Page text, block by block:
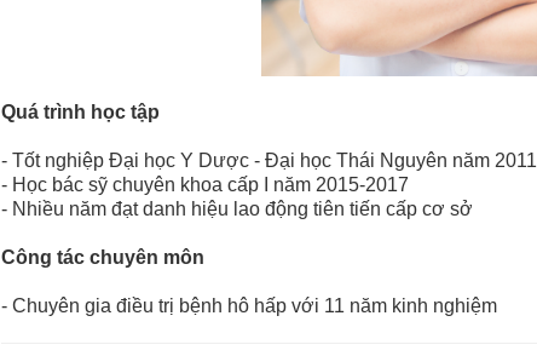
Quá trình học tập
- Tốt nghiệp Đại học Y Dược - Đại học Thái Nguyên năm 2011
- Học bác sỹ chuyên khoa cấp I năm 2015-2017
- Nhiều năm đạt danh hiệu lao động tiên tiến cấp cơ sở
Công tác chuyên môn
- Chuyên gia điều trị bệnh hô hấp với 11 năm kinh nghiệm